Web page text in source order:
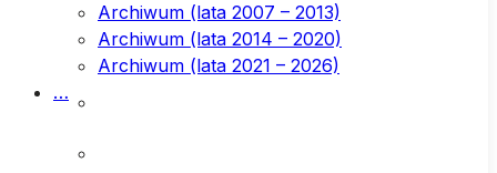
Archiwum (lata 2007 – 2013)
Archiwum (lata 2014 – 2020)
Archiwum (lata 2021 – 2026)
…